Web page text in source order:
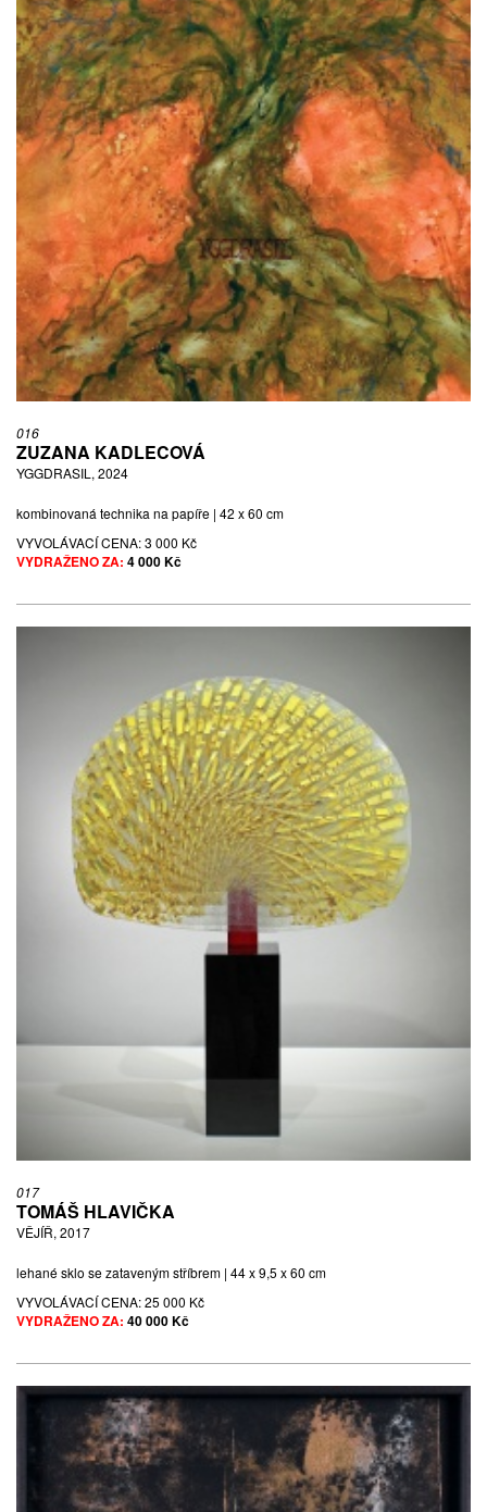
016
ZUZANA KADLECOVÁ
YGGDRASIL, 2024
kombinovaná technika na papíře | 42 x 60 cm
VYVOLÁVACÍ CENA:3 000 Kč
VYDRAŽENO ZA: 4 000 Kč
017
TOMÁŠ HLAVIČKA
VĚJÍŘ, 2017
lehané sklo se zataveným stříbrem | 44 x 9,5 x 60 cm
VYVOLÁVACÍ CENA:25 000 Kč
VYDRAŽENO ZA: 40 000 Kč